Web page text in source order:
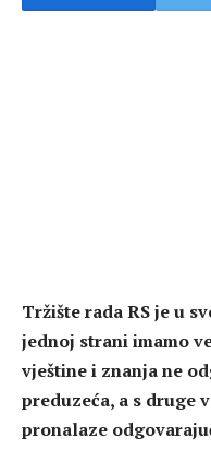
Tržište rada RS je u
jednoj strani imamo
vještine i znanja ne
preduzeća, a s druge
pronalaze